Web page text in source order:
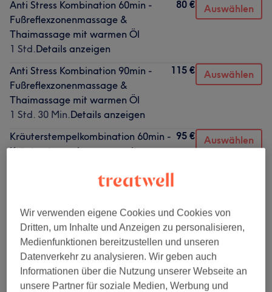
Anti Stress Kombination 60min -
Fußreflexzonenmassage &
Thaimassage mit warmen Öl
1 Std.Details anzeigen
80 € Auswählen
Anti Stress Kombination 90min -
Fußreflexzonenmassage &
Thaimassage mit warmen Öl
1 Std. 30 Min.Details anzeigen
115 € Auswählen
Kräuterstempelkombination 60min -
Kräuterstempelmassage mit
Details anzeigen
95 €
139 €
Auswählen
Stone Massage mit traditioneller Öl
Massage
1 Std.Details anzeigen
125 €
Traditionelle Thai-Massage +Öl/ ohne Öl
30 Min. - 2 Std.Details anzeigen
ab 40 €
Wir verwenden eigene Cookies und Cookies von
Dritten, um Inhalte und Anzeigen zu personalisieren,
Medienfunktionen bereitzustellen und unseren
Datenverkehr zu analysieren. Wir geben auch
Informationen über die Nutzung unserer Webseite an
unsere Partner für soziale Medien, Werbung und